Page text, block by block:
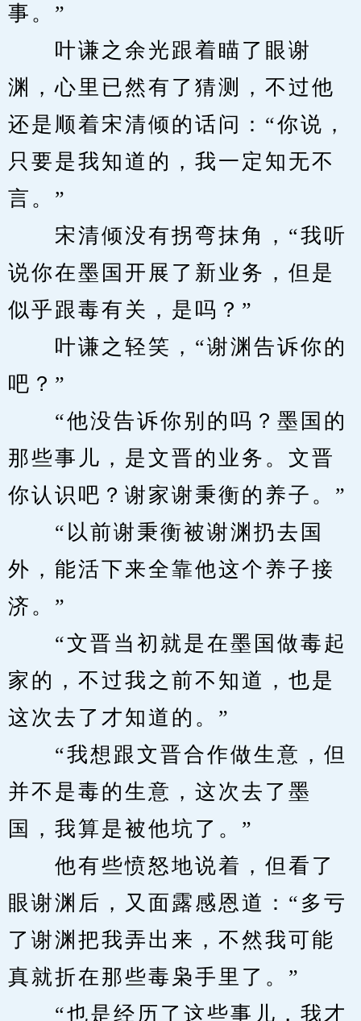
事。”
叶谦之余光跟着瞄了眼谢
渊，心里已然有了猜测，不过他
还是顺着宋清倾的话问：“你说，
只要是我知道的，我一定知无不
言。”
宋清倾没有拐弯抹角，“我听
说你在墨国开展了新业务，但是
似乎跟毒有关，是吗？”
叶谦之轻笑，“谢渊告诉你的
吧？”
“他没告诉你别的吗？墨国的
那些事儿，是文晋的业务。文晋
你认识吧？谢家谢秉衡的养子。”
“以前谢秉衡被谢渊扔去国
外，能活下来全靠他这个养子接
济。”
“文晋当初就是在墨国做毒起
家的，不过我之前不知道，也是
这次去了才知道的。”
“我想跟文晋合作做生意，但
并不是毒的生意，这次去了墨
国，我算是被他坑了。”
他有些愤怒地说着，但看了
眼谢渊后，又面露感恩道：“多亏
了谢渊把我弄出来，不然我可能
真就折在那些毒枭手里了。”
“也是经历了这些事儿，我才